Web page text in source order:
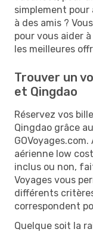
simplement
à des amis ?
pour vous aider
les meilleures
Trouver un
et Qingdao
Réservez vos
Qingdao grâce
aérienne low
inclus ou non,
Voyages vous
différents
correspondent
Quelque soit la